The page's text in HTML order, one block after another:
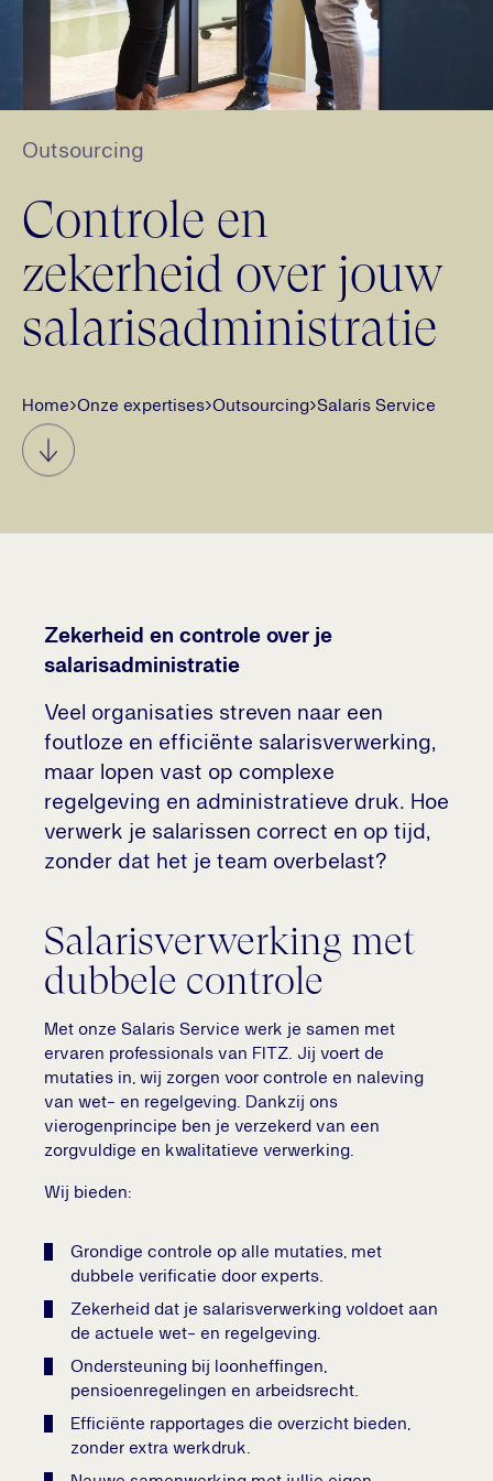
Outsourcing
Controle en
zekerheid over jouw
salarisadministratie
Home›Onze expertises›Outsourcing›Salaris Service
Zekerheid en controle over je
salarisadministratie
Veel organisaties streven naar een
foutloze en efficiënte salarisverwerking,
maar lopen vast op complexe
regelgeving en administratieve druk. Hoe
verwerk je salarissen correct en op tijd,
zonder dat het je team overbelast?
Salarisverwerking met
dubbele controle
Met onze Salaris Service werk je samen met
ervaren professionals van FITZ. Jij voert de
mutaties in, wij zorgen voor controle en naleving
van wet- en regelgeving. Dankzij ons
vierogenprincipe ben je verzekerd van een
zorgvuldige en kwalitatieve verwerking.
Wij bieden:
Grondige controle op alle mutaties, met
dubbele verificatie door experts.
Zekerheid dat je salarisverwerking voldoet aan
de actuele wet- en regelgeving.
Ondersteuning bij loonheffingen,
pensioenregelingen en arbeidsrecht.
Efficiënte rapportages die overzicht bieden,
zonder extra werkdruk.